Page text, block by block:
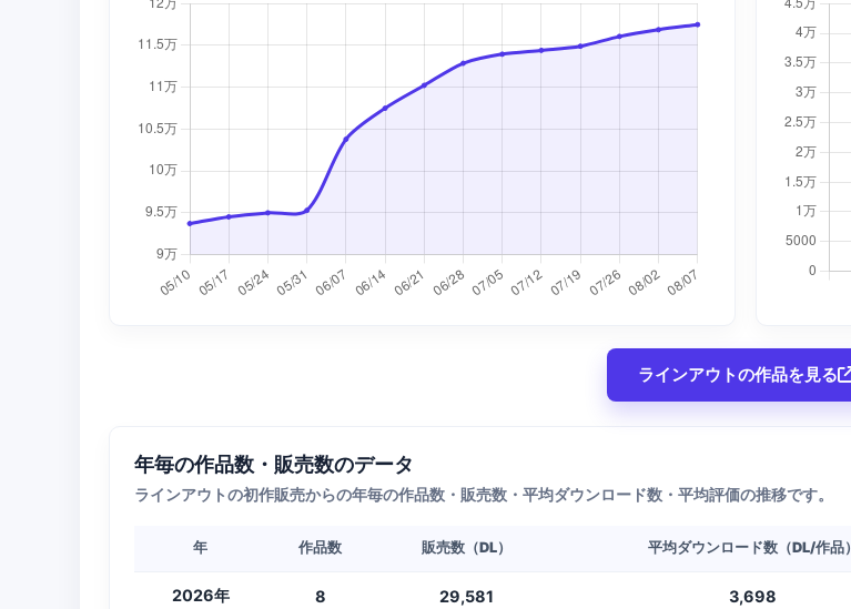
ラインアウトの作品を見る
年毎の作品数・販売数のデータ
ラインアウトの初作販売からの年毎の作品数・販売数・平均ダウンロード数・平均評価の推移です。
年 作品数 販売数（DL） 平均ダウンロード数（DL/作品）
2026年 8 29,581 3,698